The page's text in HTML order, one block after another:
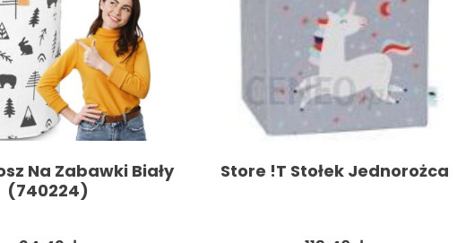
Na Zabawki Biały
(740224)
Store !T Stołek Jednorożca